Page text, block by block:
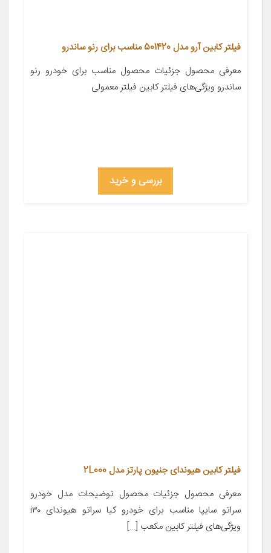
فیلتر کابین آرو مدل 501420 مناسب برای رنو ساندرو
معرفی محصول جزئیات محصول مناسب برای خودرو رنو
ساندرو ویژگی‌های فیلتر کابین فیلتر معمولی
بررسی و خرید
فیلتر کابین هیوندای جنیون پارتز مدل 2L000
معرفی محصول جزئیات محصول توضیحات مدل خودرو
سراتو سایپا مناسب برای خودرو کیا سراتو هیوندای i۳۰
ویژگی‌های فیلتر کابین مکعب […]